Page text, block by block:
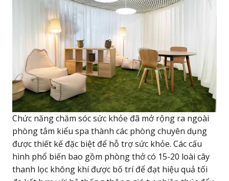
Chức năng chăm sóc sức khỏe đã mở rộng ra ngoài
phòng tắm kiểu spa thành các phòng chuyên dụng
được thiết kế đặc biệt để hỗ trợ sức khỏe. Các cấu
hình phổ biến bao gồm phòng thở có 15-20 loài cây
thanh lọc không khí được bố trí để đạt hiệu quả tối